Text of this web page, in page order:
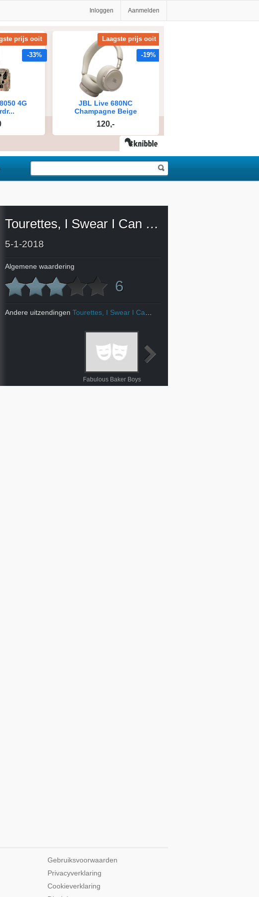
Inloggen Aanmelden
Tourettes, I Swear I Can Sing
5-1-2018
Algemene waardering
6
Andere uitzendingen Tourettes, I Swear I Can Sing
Fabulous Baker Boys
Gebruiksvoorwaarden
Privacyverklaring
Cookieverklaring